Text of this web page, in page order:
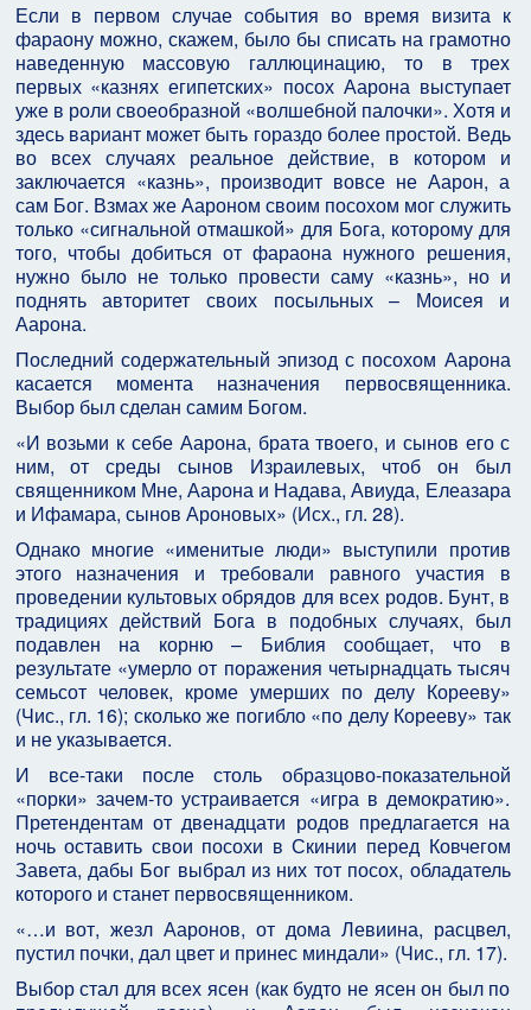
Если в первом случае события во время визита к
фараону можно, скажем, было бы списать на грамотно
наведенную массовую галлюцинацию, то в трех
первых «казнях египетских» посох Аарона выступает
уже в роли своеобразной «волшебной палочки». Хотя и
здесь вариант может быть гораздо более простой. Ведь
во всех случаях реальное действие, в котором и
заключается «казнь», производит вовсе не Аарон, а
сам Бог. Взмах же Аароном своим посохом мог служить
только «сигнальной отмашкой» для Бога, которому для
того, чтобы добиться от фараона нужного решения,
нужно было не только провести саму «казнь», но и
поднять авторитет своих посыльных – Моисея и
Аарона.
Последний содержательный эпизод с посохом Аарона
касается момента назначения первосвященника.
Выбор был сделан самим Богом.
«И возьми к себе Аарона, брата твоего, и сынов его с
ним, от среды сынов Израилевых, чтоб он был
священником Мне, Аарона и Надава, Авиуда, Елеазара
и Ифамара, сынов Ароновых» (Исх., гл. 28).
Однако многие «именитые люди» выступили против
этого назначения и требовали равного участия в
проведении культовых обрядов для всех родов. Бунт, в
традициях действий Бога в подобных случаях, был
подавлен на корню – Библия сообщает, что в
результате «умерло от поражения четырнадцать тысяч
семьсот человек, кроме умерших по делу Корееву»
(Чис., гл. 16); сколько же погибло «по делу Корееву» так
и не указывается.
И все-таки после столь образцово-показательной
«порки» зачем-то устраивается «игра в демократию».
Претендентам от двенадцати родов предлагается на
ночь оставить свои посохи в Скинии перед Ковчегом
Завета, дабы Бог выбрал из них тот посох, обладатель
которого и станет первосвященником.
«…и вот, жезл Ааронов, от дома Левиина, расцвел,
пустил почки, дал цвет и принес миндали» (Чис., гл. 17).
Выбор стал для всех ясен (как будто не ясен он был по